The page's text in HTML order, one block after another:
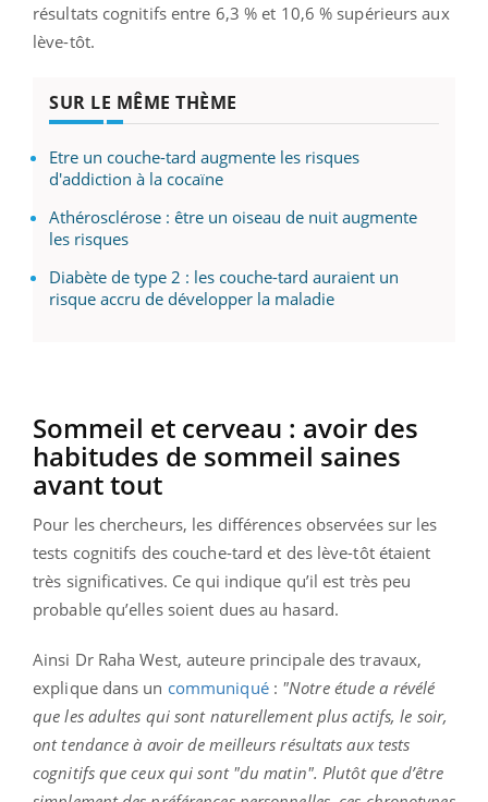
résultats cognitifs entre 6,3 % et 10,6 % supérieurs aux
lève-tôt.
SUR LE MÊME THÈME
Etre un couche-tard augmente les risques
d'addiction à la cocaïne
Athérosclérose : être un oiseau de nuit augmente
les risques
Diabète de type 2 : les couche-tard auraient un
risque accru de développer la maladie
Sommeil et cerveau : avoir des
habitudes de sommeil saines
avant tout
Pour les chercheurs, les différences observées sur les
tests cognitifs des couche-tard et des lève-tôt étaient
très significatives. Ce qui indique qu’il est très peu
probable qu’elles soient dues au hasard.
Ainsi Dr Raha West, auteure principale des travaux,
explique dans un communiqué: "Notre étude a révélé
que les adultes qui sont naturellement plus actifs, le soir,
ont tendance à avoir de meilleurs résultats aux tests
cognitifs que ceux qui sont "du matin". Plutôt que d’être